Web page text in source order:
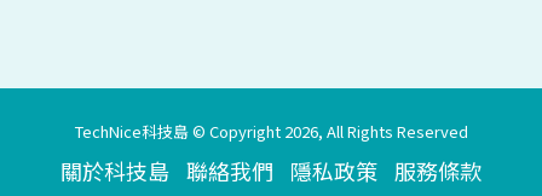
TechNice科技島 © Copyright 2026, All Rights Reserved
關於科技島 聯絡我們 隱私政策 服務條款